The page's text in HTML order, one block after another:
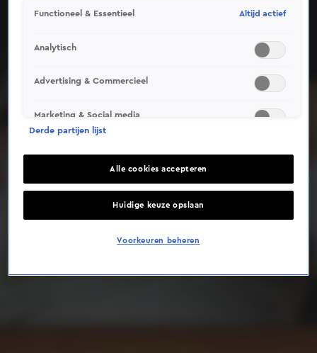
Deze video is niet beschikbaar op je huidige locatie
Functioneel & Essentieel Altijd actief
Analytisch
Advertising & Commercieel
Marketing & Social media
Derde partijen lijst
Alle cookies accepteren
Huidige keuze opslaan
Voorkeuren beheren